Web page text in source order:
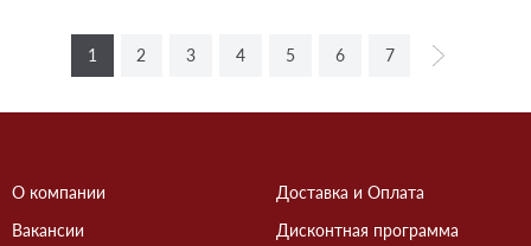
1 2 3 4 5 6 7
О компании
Вакансии
Доставка и Оплата
Дисконтная программа